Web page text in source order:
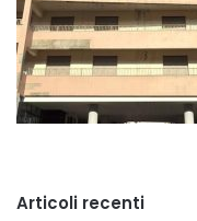
Articoli recenti